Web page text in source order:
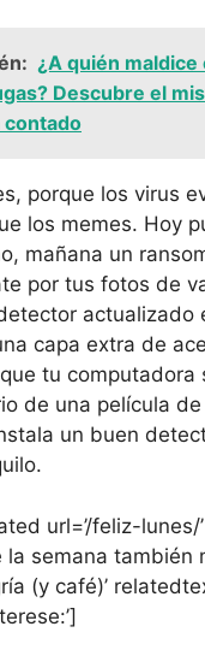
¿A quién
Descubre el
contado
porque los virus
los memes. Hoy
mañana un
por tus fotos de
actualizado
capa extra de
tu computadora
de una película
un buen
url=’/feliz-lunes/
la semana también
(y café)’